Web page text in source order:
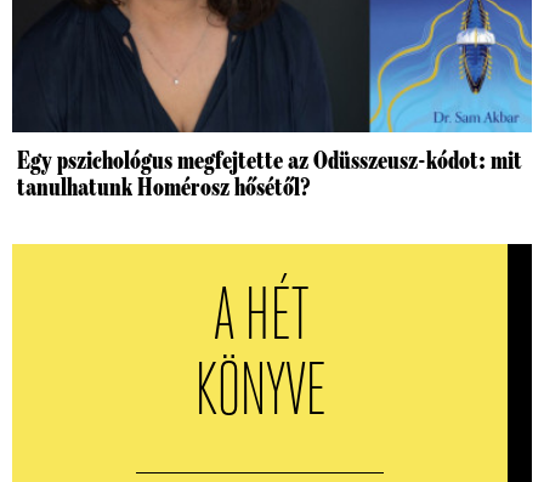
Egy pszichológus megfejtette az Odüsszeusz-kódot: mit
tanulhatunk Homérosz hősétől?
A HÉT
KÖNYVE